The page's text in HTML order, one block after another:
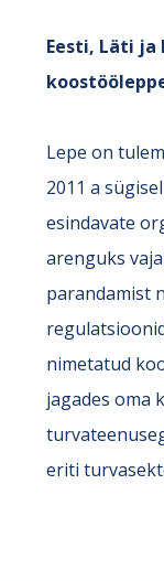
Eesti, Läti
Lepe on
2011 a
esindavate
arenguks
parandamist
nimetatud
jagades oma
eriti